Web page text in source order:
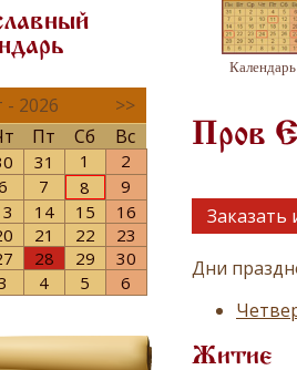
- 2026
>>
Пт Сб Вс
31 1
2
7 8
9
14 15
16
21 22
23
28 29
30
4 5 6
Календарь
Пров
Заказать
Дни
Житие